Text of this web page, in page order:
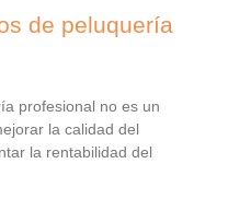
de peluquería
profesional no es un
la calidad del
la rentabilidad del